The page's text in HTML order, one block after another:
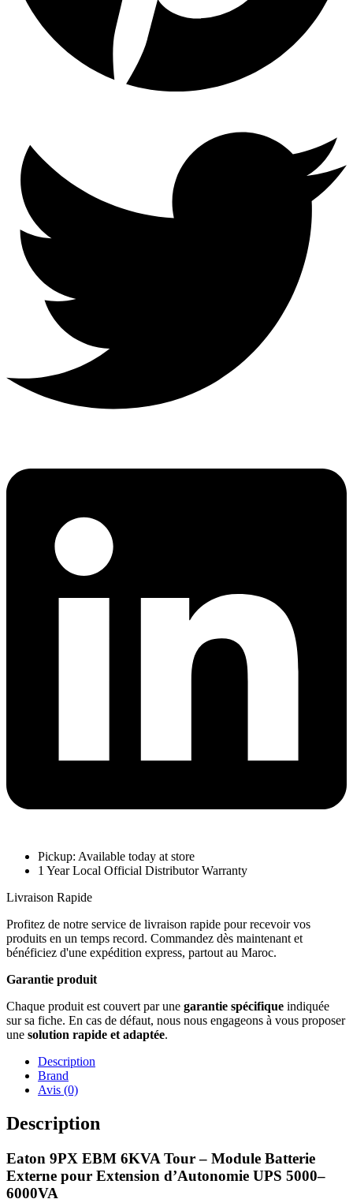
Pickup: Available today at store
1 Year Local Official Distributor Warranty
Livraison Rapide
Profitez de notre service de livraison rapide pour recevoir vos
produits en un temps record. Commandez dès maintenant et
bénéficiez d'une expédition express, partout au Maroc.
Garantie produit
Chaque produit est couvert par une garantie spécifique indiquée
sur sa fiche. En cas de défaut, nous nous engageons à vous proposer
une solution rapide et adaptée.
Description
Brand
Avis (0)
Description
Eaton 9PX EBM 6KVA Tour – Module Batterie
Externe pour Extension d’Autonomie UPS 5000–
6000VA